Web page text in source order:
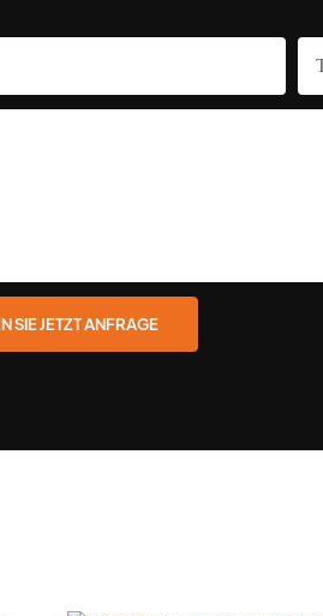
SIE JETZT ANFRAGE